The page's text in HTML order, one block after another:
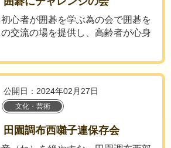
心者が囲碁を学ぶ為の会で囲碁を
交流の場を提供し、高齢者が心身
公開日：2024年02月27日
文化・芸術
田園調布西囃子連保存会